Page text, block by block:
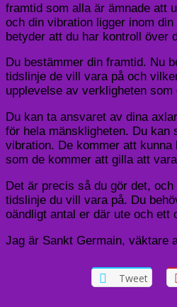
framtid som alla är ämnade att
och din vibration ligger inom
betyder att du har kontroll över
Du bestämmer din framtid. Nu
tidslinje de vill vara på och
upplevelse av verkligheten
Du kan ta ansvaret av dina
för hela mänskligheten. Du kan
vibration. De kommer att
som de kommer att gilla att
Det är precis så du gör det,
tidslinje du vill vara på. Du
oändligt antal er där ute och ett
Jag är Sankt Germain, väktare
Tweet